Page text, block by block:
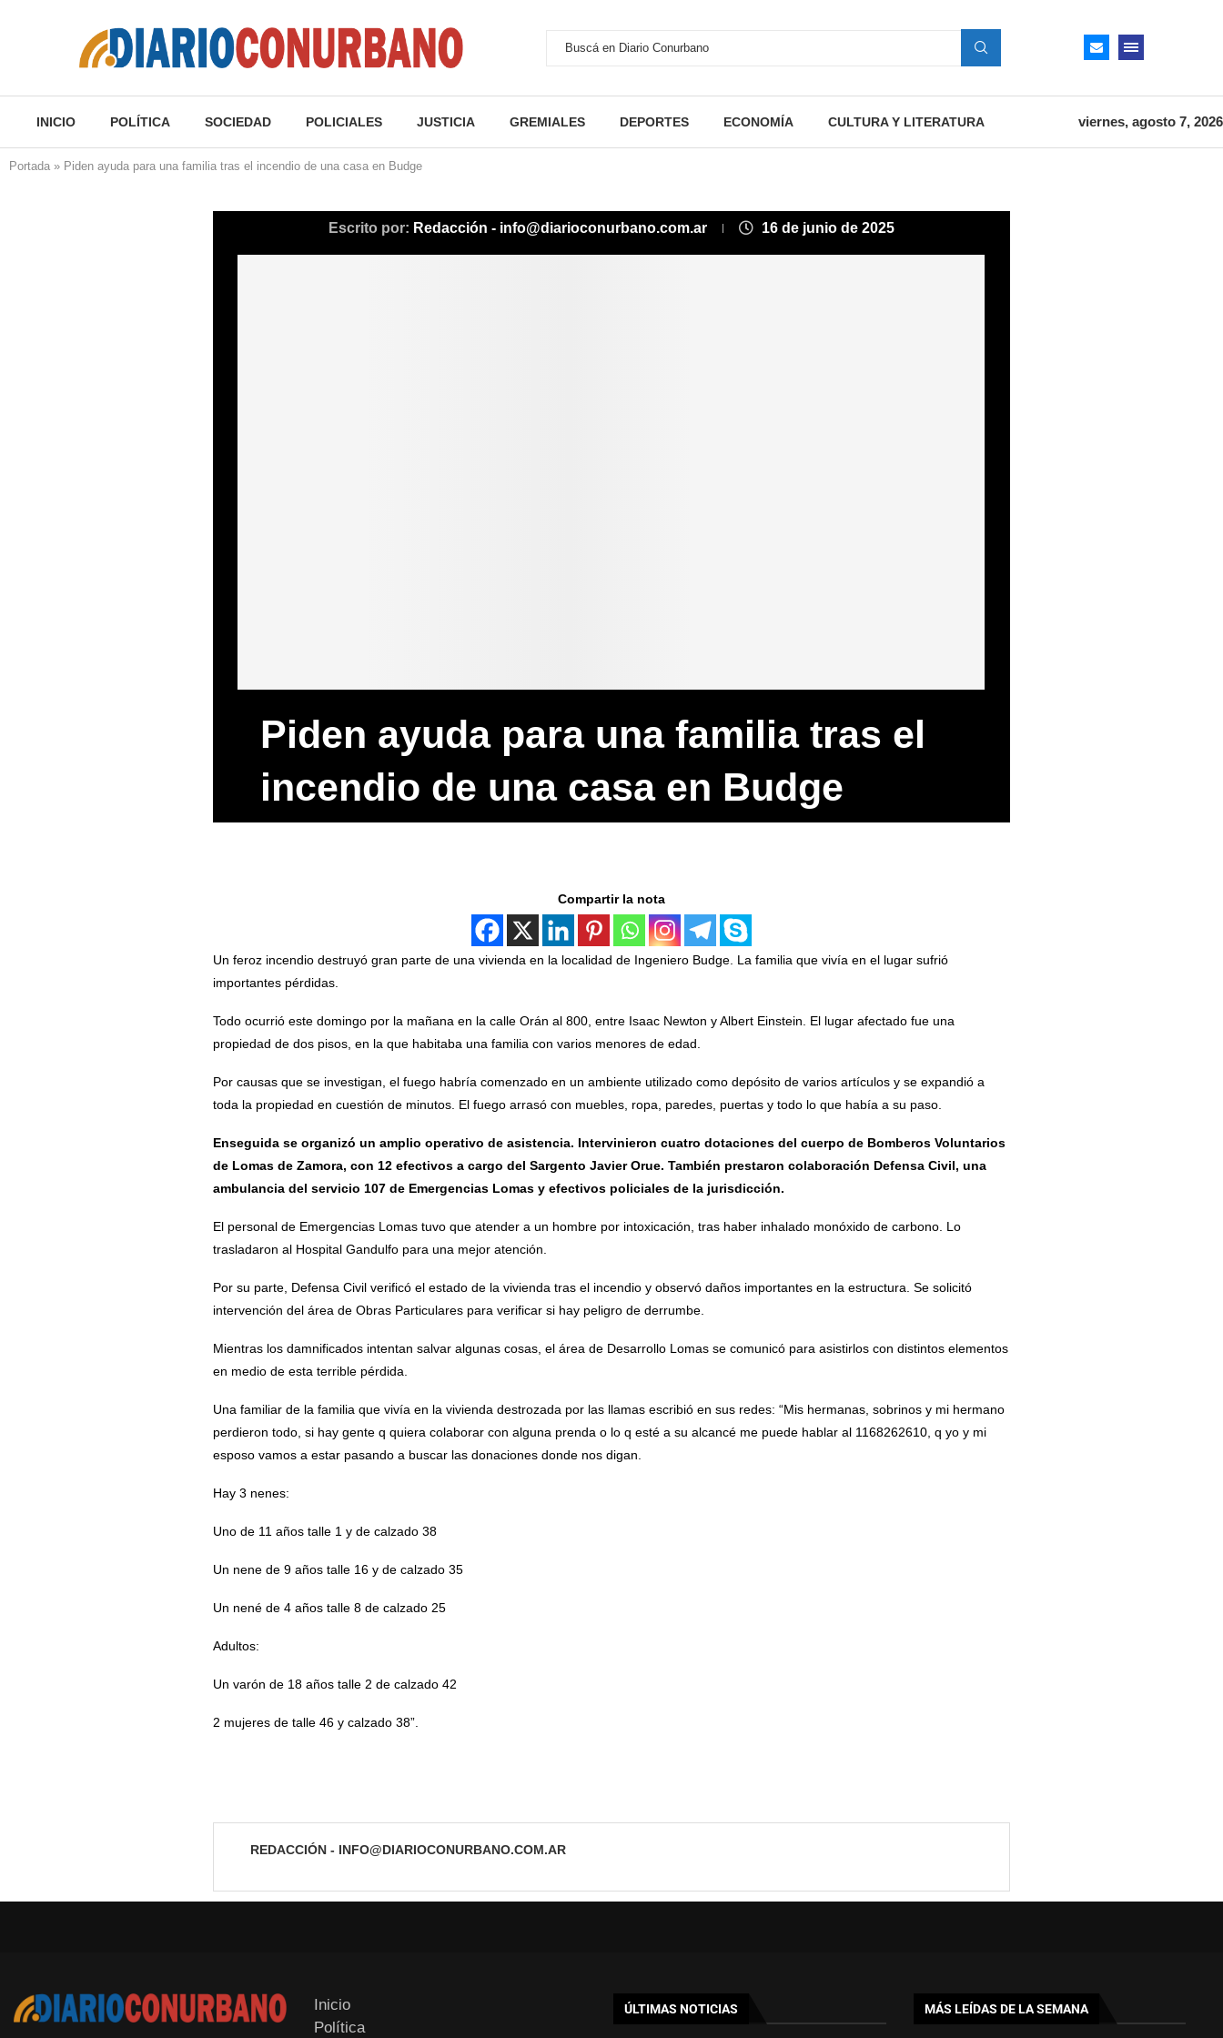
INICIO POLÍTICA SOCIEDAD POLICIALES JUSTICIA GREMIALES DEPORTES ECONOMÍA CULTURA Y LITERATURA viernes, agosto 7, 2026
Portada » Piden ayuda para una familia tras el incendio de una casa en Budge
Escrito por: Redacción - info@diarioconurbano.com.ar 16 de junio de 2025
Piden ayuda para una familia tras el
incendio de una casa en Budge
Compartir la nota
Un feroz incendio destruyó gran parte de una vivienda en la localidad de Ingeniero Budge. La familia que vivía en el lugar sufrió
importantes pérdidas.
Todo ocurrió este domingo por la mañana en la calle Orán al 800, entre Isaac Newton y Albert Einstein. El lugar afectado fue una
propiedad de dos pisos, en la que habitaba una familia con varios menores de edad.
Por causas que se investigan, el fuego habría comenzado en un ambiente utilizado como depósito de varios artículos y se expandió a
toda la propiedad en cuestión de minutos. El fuego arrasó con muebles, ropa, paredes, puertas y todo lo que había a su paso.
Enseguida se organizó un amplio operativo de asistencia. Intervinieron cuatro dotaciones del cuerpo de Bomberos Voluntarios
de Lomas de Zamora, con 12 efectivos a cargo del Sargento Javier Orue. También prestaron colaboración Defensa Civil, una
ambulancia del servicio 107 de Emergencias Lomas y efectivos policiales de la jurisdicción.
El personal de Emergencias Lomas tuvo que atender a un hombre por intoxicación, tras haber inhalado monóxido de carbono. Lo
trasladaron al Hospital Gandulfo para una mejor atención.
Por su parte, Defensa Civil verificó el estado de la vivienda tras el incendio y observó daños importantes en la estructura. Se solicitó
intervención del área de Obras Particulares para verificar si hay peligro de derrumbe.
Mientras los damnificados intentan salvar algunas cosas, el área de Desarrollo Lomas se comunicó para asistirlos con distintos elementos
en medio de esta terrible pérdida.
Una familiar de la familia que vivía en la vivienda destrozada por las llamas escribió en sus redes: “Mis hermanas, sobrinos y mi hermano
perdieron todo, si hay gente q quiera colaborar con alguna prenda o lo q esté a su alcancé me puede hablar al 1168262610, q yo y mi
esposo vamos a estar pasando a buscar las donaciones donde nos digan.
Hay 3 nenes:
Uno de 11 años talle 1 y de calzado 38
Un nene de 9 años talle 16 y de calzado 35
Un nené de 4 años talle 8 de calzado 25
Adultos:
Un varón de 18 años talle 2 de calzado 42
2 mujeres de talle 46 y calzado 38”.
REDACCIÓN - INFO@DIARIOCONURBANO.COM.AR
Inicio
Política
ÚLTIMAS NOTICIAS MÁS LEÍDAS DE LA SEMANA